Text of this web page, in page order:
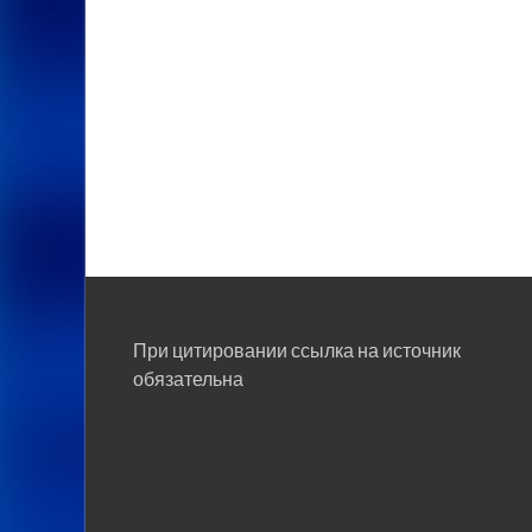
При цитировании ссылка на источник
обязательна